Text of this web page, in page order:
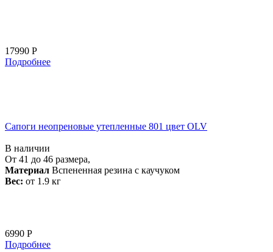
17990 Р
Подробнее
Сапоги неопреновые утепленные 801 цвет OLV
В наличии
От 41 до 46 размера,
Материал Вспененная резина с каучуком
Вес: от 1.9 кг
6990 Р
Подробнее